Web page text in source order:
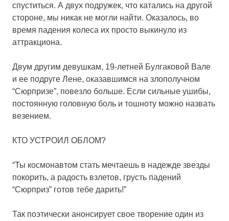
спуститься. А двух подружек, что катались на другой
стороне, мы никак не могли найти. Оказалось, во
время падения колеса их просто выкинуло из
аттракциона.
Двум другим девушкам, 19-летней Булгаковой Вале
и ее подруге Лене, оказавшимся на злополучном
“Сюрпризе”, повезло больше. Если сильные ушибы,
постоянную головную боль и тошноту можно назвать
везением.
КТО УСТРОИЛ ОБЛОМ?
“Ты космонавтом стать мечтаешь в надежде звезды
покорить, а радость взлетов, грусть падений
“Сюрприз” готов тебе дарить!”
Так поэтически анонсирует свое творение один из